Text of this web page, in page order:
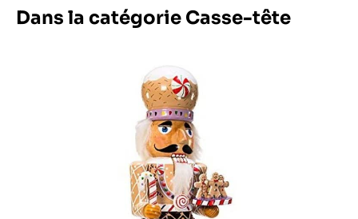
Dans la catégorie Casse-tête